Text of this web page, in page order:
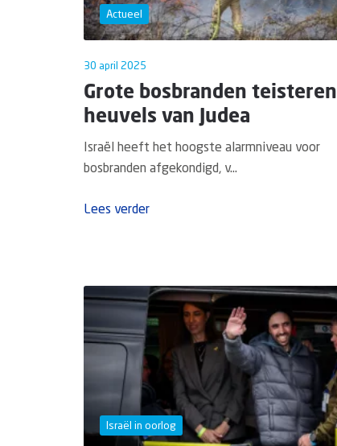
Actueel
30 april 2025
Grote bosbranden teisteren
heuvels van Judea
Israël heeft het hoogste alarmniveau voor
bosbranden afgekondigd, v...
Lees verder
Israël in oorlog